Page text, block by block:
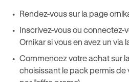
Rendez-vous sur la page
Inscrivez-vous ou connectez-
Ornikar si vous en avez un via
Commencez votre achat sur
choisissant le pack permis